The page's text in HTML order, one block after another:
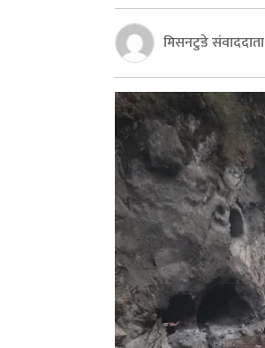
मिसनटुडे संवाददाता